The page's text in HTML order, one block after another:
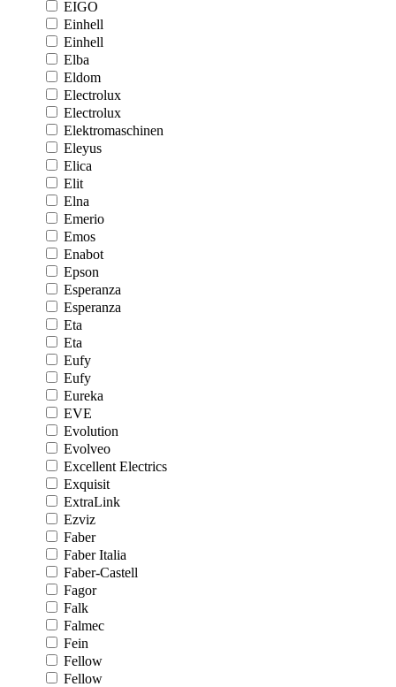
EIGO
Einhell
Einhell
Elba
Eldom
Electrolux
Electrolux
Elektromaschinen
Eleyus
Elica
Elit
Elna
Emerio
Emos
Enabot
Epson
Esperanza
Esperanza
Eta
Eta
Eufy
Eufy
Eureka
EVE
Evolution
Evolveo
Excellent Electrics
Exquisit
ExtraLink
Ezviz
Faber
Faber Italia
Faber-Castell
Fagor
Falk
Falmec
Fein
Fellow
Fellow